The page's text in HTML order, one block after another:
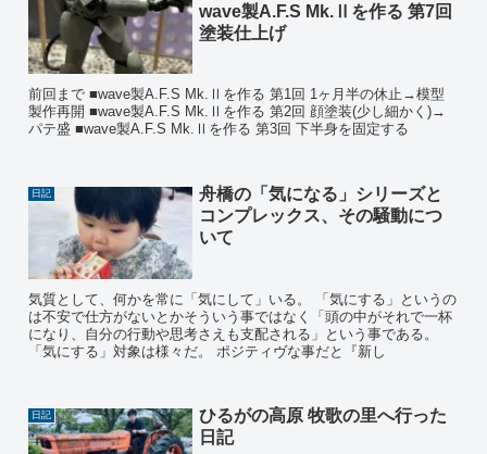
wave製A.F.S Mk.Ⅱを作る 第7回
塗装仕上げ
前回まで ■wave製A.F.S Mk.Ⅱを作る 第1回 1ヶ月半の休止→模型
製作再開 ■wave製A.F.S Mk.Ⅱを作る 第2回 顔塗装(少し細かく)→
パテ盛 ■wave製A.F.S Mk.Ⅱを作る 第3回 下半身を固定する
日記
舟橋の「気になる」シリーズと
コンプレックス、その騒動につ
いて
気質として、何かを常に「気にして」いる。 「気にする」というの
は不安で仕方がないとかそういう事ではなく「頭の中がそれで一杯
になり、自分の行動や思考さえも支配される」という事である。
「気にする」対象は様々だ。 ポジティヴな事だと『新し
日記
ひるがの高原 牧歌の里へ行った
日記